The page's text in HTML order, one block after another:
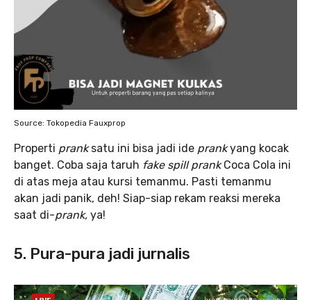
Source: Tokopedia Fauxprop
Properti pranksatu ini bisa jadi ide prankyang kocak
banget. Coba saja taruh fake spill prankCoca Cola ini
di atas meja atau kursi temanmu. Pasti temanmu
akan jadi panik, deh! Siap-siap rekam reaksi mereka
saat di-prank, ya!
5. Pura-pura jadi jurnalis